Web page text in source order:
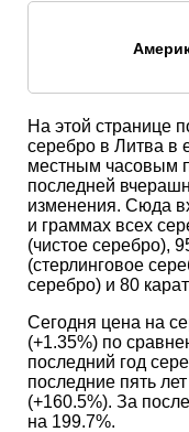
На этой странице
серебро в Литва в
местным часовым
последней
изменения. Сюда
и граммах всех
(чистое серебро),
(стерлинговое
серебро) и 80
Сегодня цена на
(+1.35%) по
последний год
последние пять
(+160.5%). За
на 199.7%.